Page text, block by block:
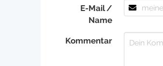
E-Mail /
Name
Kommentar